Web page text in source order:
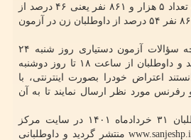
حائزشرایط بودند در نهایت تعداد ۵ هزار و ۸۶۱ نفر یعنی ۴۶ درصد از
داوطلبان مرد و ۶ هزار و ۸۶۴ نفر ۵۴ درصد از داوطلبان زن در آزمون
کلید اولیه به همراه دفترچه سؤالات آزمون دستیاری روز شنبه ۲۴
اردیبهشت ماه منتشر گردید و داوطلبان از ساعت ۱۸ تا روز دوشنبه
اعتراض خودرا بصورت اینترنتی، با
مورد نظر ارسال نمایند تا به آن
نتایج اولیه و کارنامه داوطلبان ۳۱ خردادماه ۱۴۰۱ در سایت مرکز
سنجش آموزش پزشکی www.sanjeshp.ir منتشر گردید و داوطلبانی